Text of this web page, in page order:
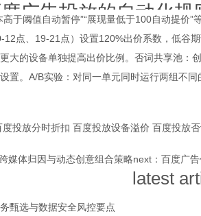
广告投放的自动化
time： 2026-06-02
高于阈值自动暂停”“展现量低于100自动提价
12点、19-21点）设置120%出价系数，低谷
大的设备单独提高出价比例。否词共享池：
置。A/B实验：对同一单元同时运行两组不
度投放分时折扣 百度投放设备溢价 百度投放
媒体归因与动态创意组合策略next： 百度广
latest
甄选与数据安全风控要点